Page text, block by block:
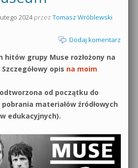
od podstaw
Massive
2024przez Tomasz Wróblewski
Dodaj komentarz
hitów grupy Muse rozłożony na
opis na moim
od początku do
materiałów źródłowych
edukacyjnych).